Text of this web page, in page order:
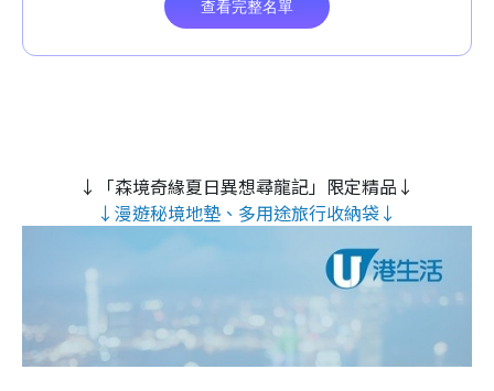
↓「森境奇緣夏日異想尋龍記」限定精品↓
↓漫遊秘境地墊、多用途旅行收納袋↓